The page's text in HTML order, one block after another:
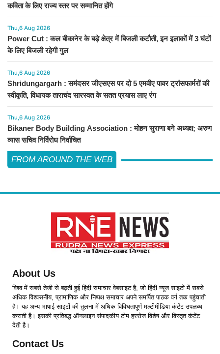
कविता के लिए राज्य स्तर पर सम्मानित होंगे
Thu,6 Aug 2026
Power Cut : कल बीकानेर के बड़े क्षेत्र में बिजली कटौती, इन इलाकों में 3 घंटों
के लिए बिजली रहेगी गुल
Thu,6 Aug 2026
Shridungargarh : समंदसर जीएसएस पर दो 5 एमवीए पावर ट्रांसफार्मरों की
स्वीकृति, विधायक ताराचंद सारस्वत के सतत प्रयास लाए रंग
Thu,6 Aug 2026
Bikaner Body Building Association : मोहन सुराणा बने अध्यक्ष; अरुण
व्यास सचिव निर्विरोध निर्वाचित
FROM AROUND THE WEB
About Us
विश्व में सबसे तेजी से बढ़ती हुई हिंदी समाचार वेबसाइट है, जो हिंदी न्यूज साइटों में सबसे
अधिक विश्वसनीय, प्रामाणिक और निष्पक्ष समाचार अपने समर्पित पाठक वर्ग तक पहुंचाती
है। यह अन्य भाषाई साइटों की तुलना में अधिक विविधतापूर्ण मल्टीमीडिया कंटेंट उपलब्ध
कराती है। इसकी प्रतिबद्ध ऑनलाइन संपादकीय टीम हररोज विशेष और विस्तृत कंटेंट
देती है।
Contact Us